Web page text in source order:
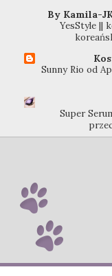
By Kamila-
YesStyle ||
Sunny Rio od
Super